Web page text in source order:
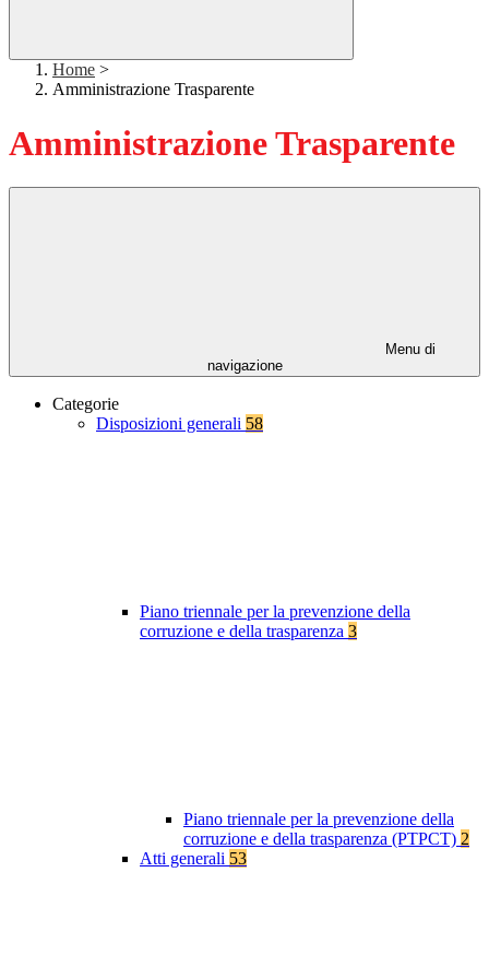
Home >
Amministrazione Trasparente
Amministrazione Trasparente
Menu di
navigazione
Categorie
Disposizioni generali 58
Piano triennale per la prevenzione della
corruzione e della trasparenza 3
Piano triennale per la prevenzione della
corruzione e della trasparenza (PTPCT) 2
Atti generali 53